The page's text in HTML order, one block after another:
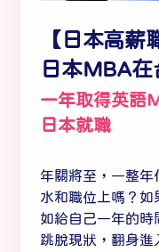
【日本高
日本MBA
一年取得英語
日本就職
年關將至，一整年
水和職位上嗎？如
如給自己一年的時
跳脫現狀，翻身進